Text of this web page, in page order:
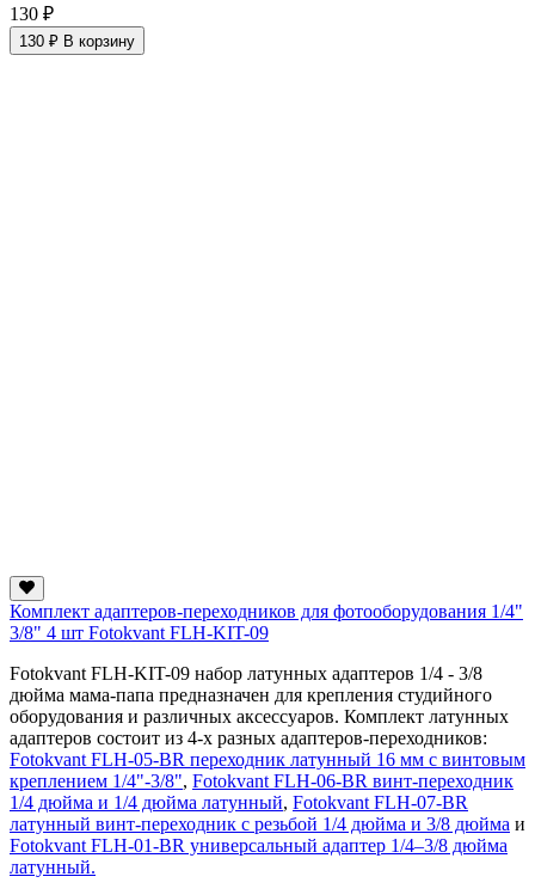
130 ₽
130 ₽ В корзину
Комплект адаптеров-переходников для фотооборудования 1/4"
3/8" 4 шт Fotokvant FLH-KIT-09
Fotokvant FLH-KIT-09 набор латунных адаптеров 1/4 - 3/8
дюйма мама-папа предназначен для крепления студийного
оборудования и различных аксессуаров. Комплект латунных
адаптеров состоит из 4-х разных адаптеров-переходников:
Fotokvant FLH-05-BR переходник латунный 16 мм с винтовым
креплением 1/4"-3/8", Fotokvant FLH-06-BR винт-переходник
1/4 дюйма и 1/4 дюйма латунный, Fotokvant FLH-07-BR
латунный винт-переходник с резьбой 1/4 дюйма и 3/8 дюйма и
Fotokvant FLH-01-BR универсальный адаптер 1/4–3/8 дюйма
латунный.